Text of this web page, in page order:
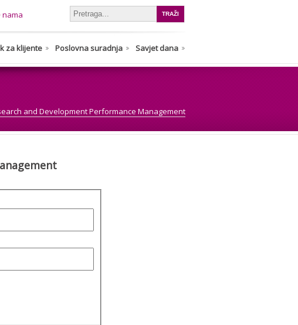
nama
za klijente Poslovna suradnja Savjet dana
and Development Performance Management